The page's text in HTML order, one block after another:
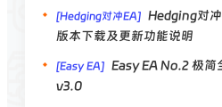
[Hedging对冲EA] Hedging对
版本下载及更新功能说明
[Easy EA] Easy EA No.2 极简
v3.0